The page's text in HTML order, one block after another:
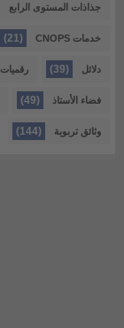
جذاذات المستوى الرابع
خدمات CNOPS (21)
دلائل (39) رقميات
فضاء الأستاذ (49)
وثائق تربوية (144)